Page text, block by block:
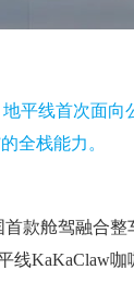
平线首次面向
全栈能力。
款舱驾融合整
线KaKaClaw